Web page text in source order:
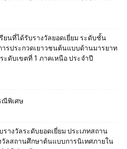
นที่ได้รับรางวัลยอดเยี่ยม ระดับชั้น
รประกวดเยาวชนต้นแบบด้านมารยาท
ดับเขตที่ 1 ภาคเหนือ ประจำปี
ณีพิเศษ
างวัลระดับยอดเยี่ยม ประเภทสถาน
ลสถานศึกษาต้นแบบการนิเทศภายใน